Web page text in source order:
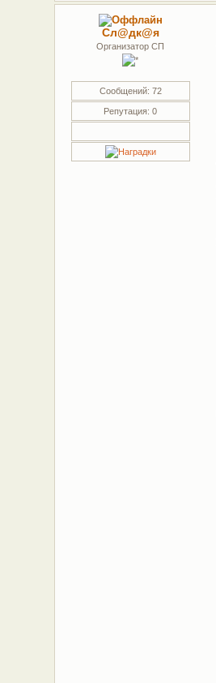
Сл@дк@я
Организатор СП
Сообщений: 72
Репутация: 0